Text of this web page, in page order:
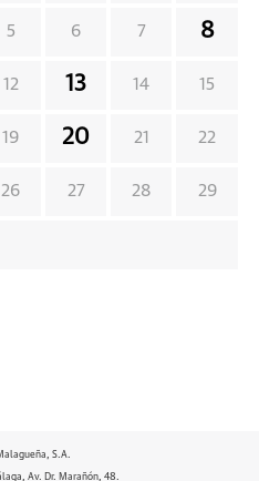
5 6 7 8
12 13 14 15
19 20 21 22
26 27 28 29
S.A.
Av. Dr. Marañón, 48.